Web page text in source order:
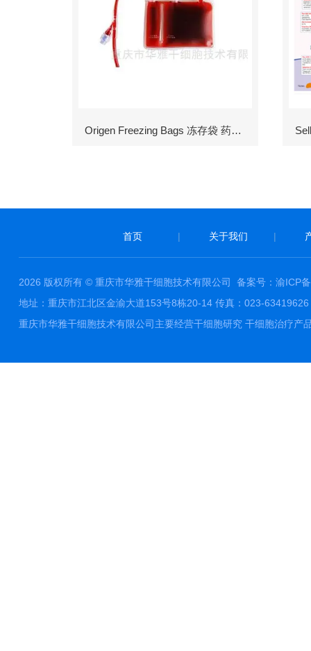
Origen Freezing Bags 冻存袋 药包材
首页 | 关于我们 |
2026 版权所有 © 重庆市华雅干细胞技术有限公司 备案号：渝ICP
地址：重庆市江北区金渝大道153号8栋20-14 传真：023-
重庆市华雅干细胞技术有限公司主要经营干细胞研究 干细胞治疗产